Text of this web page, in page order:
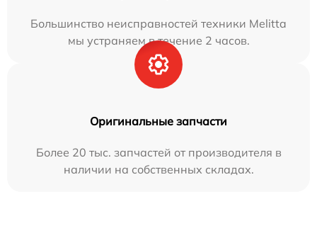
Большинство неисправностей техники Melitta
мы устраняем в течение 2 часов.
Оригинальные запчасти
Более 20 тыс. запчастей от производителя в
наличии на собственных складах.